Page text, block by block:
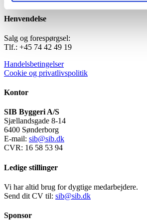
Henvendelse
Salg og forespørgsel:
Tlf.: +45 74 42 49 19
Handelsbetingelser
Cookie og privatlivspolitik
Kontor
SIB Byggeri A/S
Sjællandsgade 8-14
6400 Sønderborg
E-mail: sib@sib.dk
CVR: 16 58 53 94
Ledige stillinger
Vi har altid brug for dygtige medarbejdere.
Send dit CV til: sib@sib.dk
Sponsor